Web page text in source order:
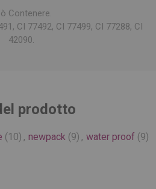
Contenere.
CI 77492, CI 77499, CI 77288, CI
42090.
prodotto
(10) , newpack (9) , water proof (9)